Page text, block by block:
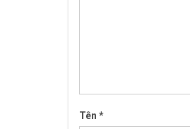
Tên *